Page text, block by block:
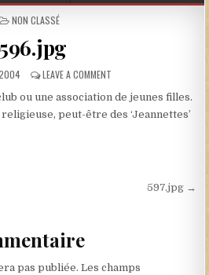
POSTED IN
NON CLASSÉ
596.jpg
LEAVE A COMMENTON 596.JPG
ou une association de jeunes filles.
peut-être des ‘Jeannettes’
597.jpg →
pas publiée. Les champs